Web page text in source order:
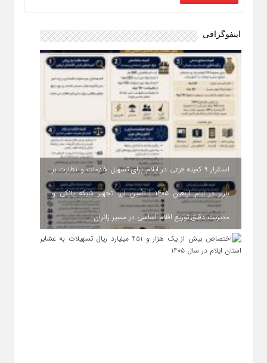
اینفوگرافی
استقرار ۹ کمیته فرعی در ایلام برای تسهیل خدمات و نظارت بر
بازار در ایام اربعین ۱۴۰۵ | تأمین ارز، تجهیز شبکه بانکی و
مدیریت دقیق توزیع اقلام اساسی در مسیر زائران